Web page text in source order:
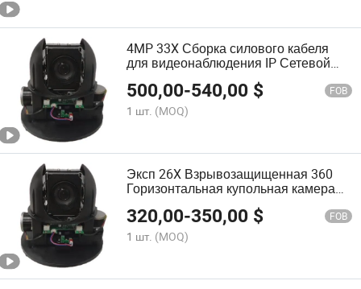
4MP 33X Сборка силового кабеля
для видеонаблюдения IP Сетевой
взрывозащищенный модуль камеры
500,00-540,00 $ FOB
1 шт. (MOQ)
Эксп 26X Взрывозащищенная 360
Горизонтальная купольная камера
320,00-350,00 $ FOB
1 шт. (MOQ)